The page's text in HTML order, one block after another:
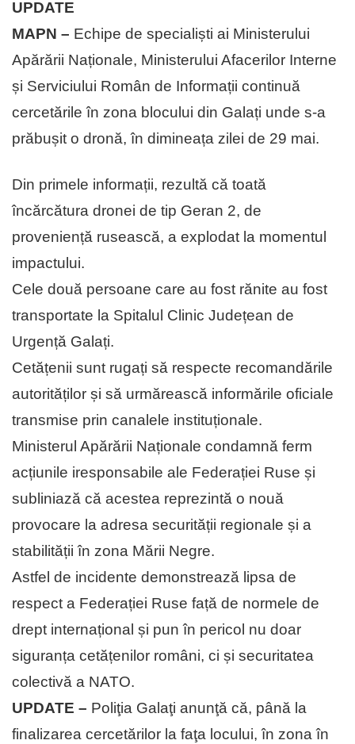
UPDATE
MAPN – Echipe de specialiști ai Ministerului
Apărării Naționale, Ministerului Afacerilor Interne
și Serviciului Român de Informații continuă
cercetările în zona blocului din Galați unde s-a
prăbușit o dronă, în dimineața zilei de 29 mai.
Din primele informații, rezultă că toată
încărcătura dronei de tip Geran 2, de
proveniență rusească, a explodat la momentul
impactului.
Cele două persoane care au fost rănite au fost
transportate la Spitalul Clinic Județean de
Urgență Galați.
Cetățenii sunt rugați să respecte recomandările
autorităților și să urmărească informările oficiale
transmise prin canalele instituționale.
Ministerul Apărării Naționale condamnă ferm
acțiunile iresponsabile ale Federației Ruse și
subliniază că acestea reprezintă o nouă
provocare la adresa securității regionale și a
stabilității în zona Mării Negre.
Astfel de incidente demonstrează lipsa de
respect a Federației Ruse față de normele de
drept internațional și pun în pericol nu doar
siguranța cetățenilor români, ci și securitatea
colectivă a NATO.
UPDATE – Poliţia Galaţi anunţă că, până la
finalizarea cercetărilor la faţa locului, în zona în